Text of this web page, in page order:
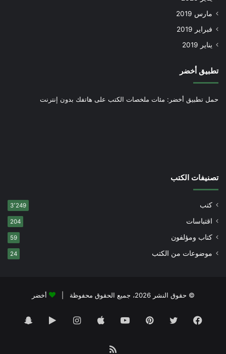
مارس 2019
فبراير 2019
يناير 2019
تطبيق أخضر
حمل تطبيق أخضر: مئات ملخصات الكتب على هاتفك بدون إنترنت
تصنيفات الكتب
كتب 3٬249
اقتباسات 204
كتاب ومؤلفون 59
موضوعات من الكتب 24
© حقوق النشر 2026، جميع الحقوق محفوظة | أخضر
فيسبوك تويتر بينتيريستيوتيوب انستقرام‏Google
ملخص